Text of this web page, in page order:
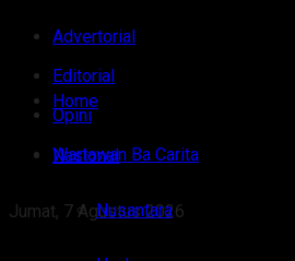
Advertorial
Editorial
Opini
Wartawan Ba Carita
Jumat, 7 Agustus 2026
Home
Nasional
Nusantara